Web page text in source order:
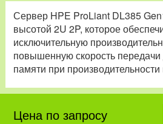
Сервер HPE ProLiant DL385
высотой 2U 2P, которое
исключительную
повышенную скорость
памяти при
Цена по запросу